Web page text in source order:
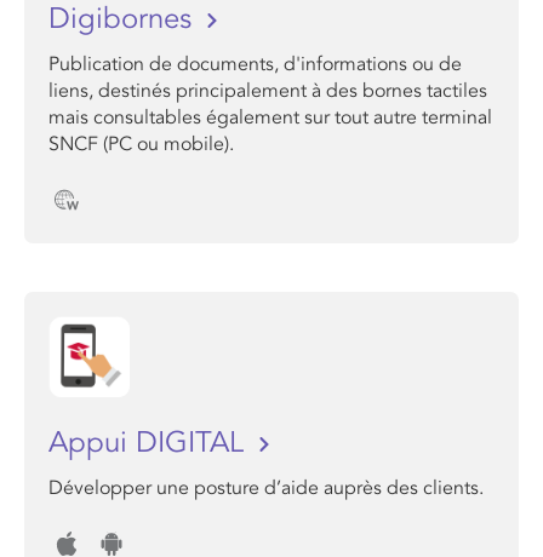
Digibornes
Publication de documents, d'informations ou de
liens, destinés principalement à des bornes tactiles
mais consultables également sur tout autre terminal
SNCF (PC ou mobile).
Appui DIGITAL
Développer une posture d’aide auprès des clients.